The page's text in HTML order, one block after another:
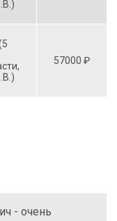
57000 ₽
- очень